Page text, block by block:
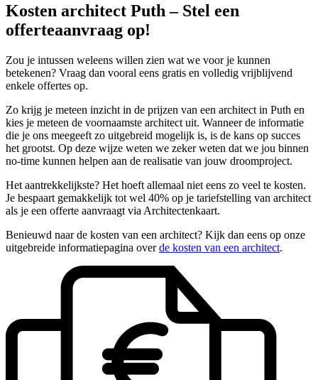
Kosten architect Puth – Stel een
offerteaanvraag op!
Zou je intussen weleens willen zien wat we voor je kunnen
betekenen? Vraag dan vooral eens gratis en volledig vrijblijvend
enkele offertes op.
Zo krijg je meteen inzicht in de prijzen van een architect in Puth en
kies je meteen de voornaamste architect uit. Wanneer de informatie
die je ons meegeeft zo uitgebreid mogelijk is, is de kans op succes
het grootst. Op deze wijze weten we zeker weten dat we jou binnen
no-time kunnen helpen aan de realisatie van jouw droomproject.
Het aantrekkelijkste? Het hoeft allemaal niet eens zo veel te kosten.
Je bespaart gemakkelijk tot wel 40% op je tariefstelling van architect
als je een offerte aanvraagt via Architectenkaart.
Benieuwd naar de kosten van een architect? Kijk dan eens op onze
uitgebreide informatiepagina overde kosten van een architect.